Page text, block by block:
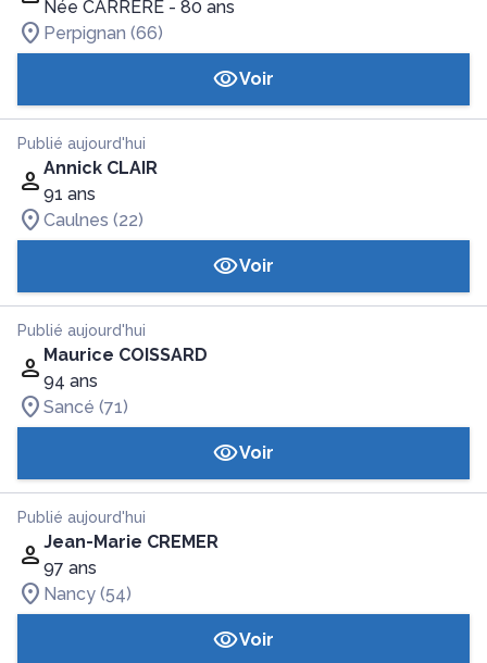
Née CARRÉRE - 80 ans
Perpignan (66)
Voir
Publié aujourd'hui
Annick CLAIR
91 ans
Caulnes (22)
Voir
Publié aujourd'hui
Maurice COISSARD
94 ans
Sancé (71)
Voir
Publié aujourd'hui
Jean-Marie CREMER
97 ans
Nancy (54)
Voir